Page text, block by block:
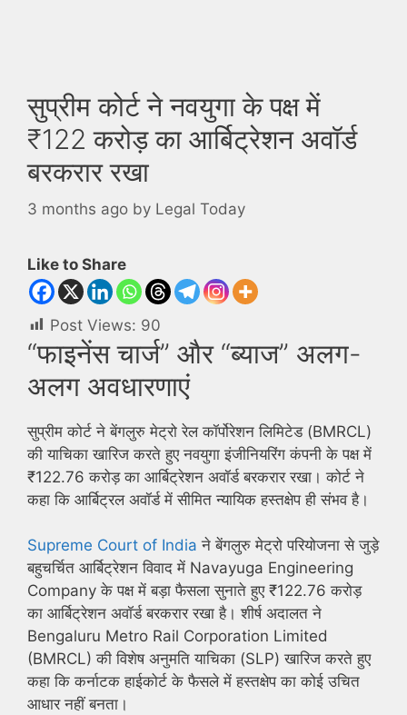
सुप्रीम कोर्ट ने नवयुगा के पक्ष में
₹122 करोड़ का आर्बिट्रेशन अवॉर्ड
बरकरार रखा
3 months ago by Legal Today
Like to Share
Post Views: 90
“फाइनेंस चार्ज” और “ब्याज” अलग-
अलग अवधारणाएं
सुप्रीम कोर्ट ने बेंगलुरु मेट्रो रेल कॉर्पोरेशन लिमिटेड (BMRCL)
की याचिका खारिज करते हुए नवयुगा इंजीनियरिंग कंपनी के पक्ष में
₹122.76 करोड़ का आर्बिट्रेशन अवॉर्ड बरकरार रखा। कोर्ट ने
कहा कि आर्बिट्रल अवॉर्ड में सीमित न्यायिक हस्तक्षेप ही संभव है।
Supreme Court of India ने बेंगलुरु मेट्रो परियोजना से जुड़े
बहुचर्चित आर्बिट्रेशन विवाद में Navayuga Engineering
Company के पक्ष में बड़ा फैसला सुनाते हुए ₹122.76 करोड़
का आर्बिट्रेशन अवॉर्ड बरकरार रखा है। शीर्ष अदालत ने
Bengaluru Metro Rail Corporation Limited
(BMRCL) की विशेष अनुमति याचिका (SLP) खारिज करते हुए
कहा कि कर्नाटक हाईकोर्ट के फैसले में हस्तक्षेप का कोई उचित
आधार नहीं बनता।